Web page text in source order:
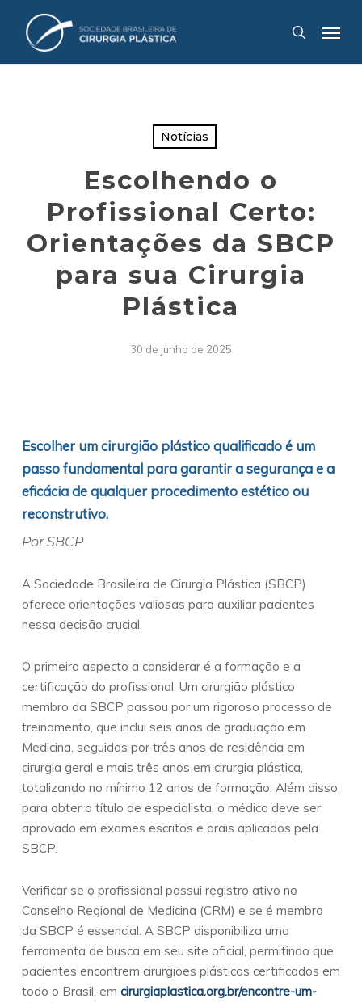
search
Notícias
Escolhendo o
Profissional Certo:
Orientações da SBCP
para sua Cirurgia
Plástica
30 de junho de 2025
Escolher um cirurgião plástico qualificado é um
passo fundamental para garantir a segurança e a
eficácia de qualquer procedimento estético ou
reconstrutivo.
Por SBCP
A Sociedade Brasileira de Cirurgia Plástica (SBCP)
oferece orientações valiosas para auxiliar pacientes
nessa decisão crucial.
O primeiro aspecto a considerar é a formação e a
certificação do profissional. Um cirurgião plástico
membro da SBCP passou por um rigoroso processo de
treinamento, que inclui seis anos de graduação em
Medicina, seguidos por três anos de residência em
cirurgia geral e mais três anos em cirurgia plástica,
totalizando no mínimo 12 anos de formação. Além disso,
para obter o título de especialista, o médico deve ser
aprovado em exames escritos e orais aplicados pela
SBCP.
Verificar se o profissional possui registro ativo no
Conselho Regional de Medicina (CRM) e se é membro
da SBCP é essencial. A SBCP disponibiliza uma
ferramenta de busca em seu site oficial, permitindo que
pacientes encontrem cirurgiões plásticos certificados em
todo o Brasil, em cirurgiaplastica.org.br/encontre-um-